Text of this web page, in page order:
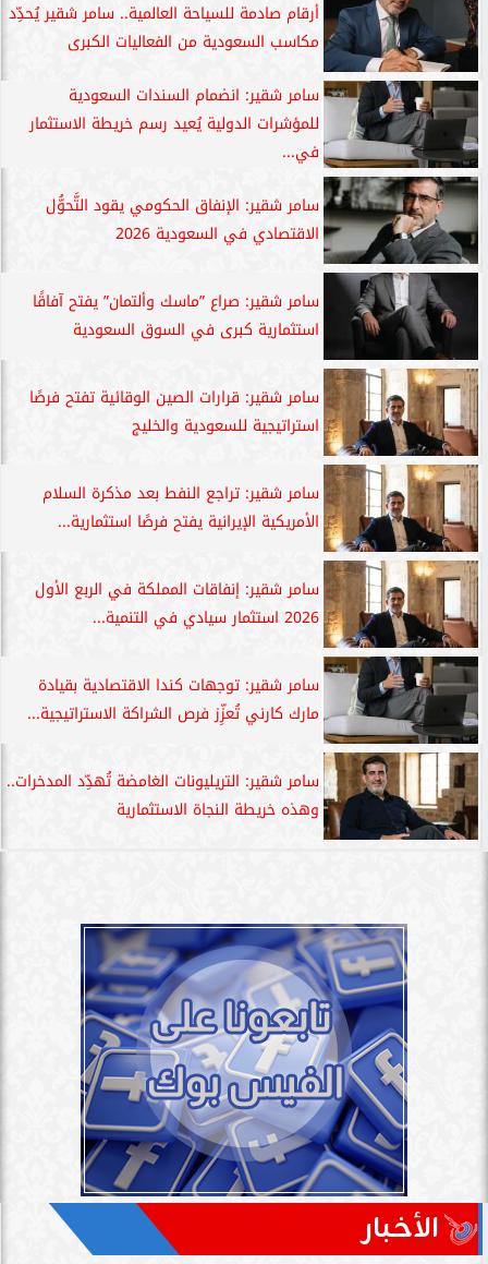
أرقام صادمة للسياحة العالمية.. سامر شقير يُحدِّد
مكاسب السعودية من الفعاليات الكبرى
سامر شقير: انضمام السندات السعودية
للمؤشرات الدولية يُعيد رسم خريطة الاستثمار
في...
سامر شقير: الإنفاق الحكومي يقود التَّحوُّل
الاقتصادي في السعودية 2026
سامر شقير: صراع ”ماسك وألتمان” يفتح آفاقًا
استثمارية كبرى في السوق السعودية
سامر شقير: قرارات الصين الوقائية تفتح فرصًا
استراتيجية للسعودية والخليج
سامر شقير: تراجع النفط بعد مذكرة السلام
الأمريكية الإيرانية يفتح فرصًا استثمارية...
سامر شقير: إنفاقات المملكة في الربع الأول
2026 استثمار سيادي في التنمية...
سامر شقير: توجهات كندا الاقتصادية بقيادة
مارك كارني تُعزِّز فرص الشراكة الاستراتيجية...
سامر شقير: التريليونات الغامضة تُهدِّد المدخرات..
وهذه خريطة النجاة الاستثمارية
الأخبار